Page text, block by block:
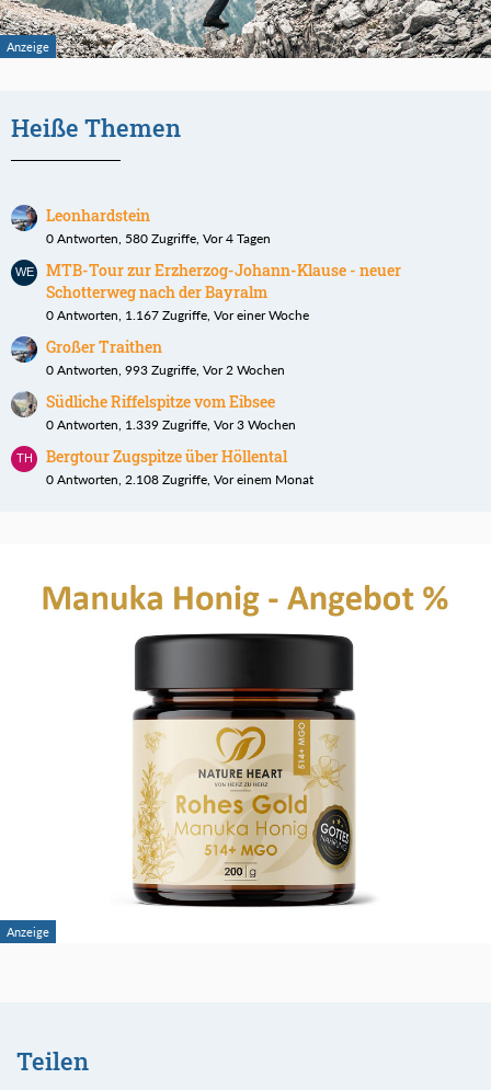
Heiße Themen
Leonhardstein
0 Antworten, 580 Zugriffe, Vor 4 Tagen
MTB-Tour zur Erzherzog-Johann-Klause - neuer
Schotterweg nach der Bayralm
0 Antworten, 1.167 Zugriffe, Vor einer Woche
Großer Traithen
0 Antworten, 993 Zugriffe, Vor 2 Wochen
Südliche Riffelspitze vom Eibsee
0 Antworten, 1.339 Zugriffe, Vor 3 Wochen
Bergtour Zugspitze über Höllental
0 Antworten, 2.108 Zugriffe, Vor einem Monat
Teilen